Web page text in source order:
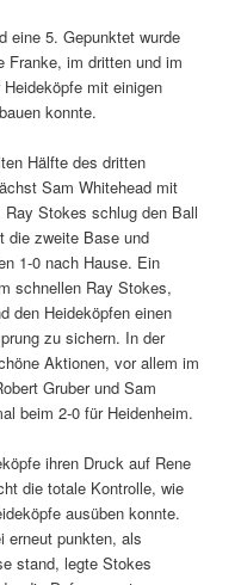
eine 5. Gepunktet wurde
Franke, im dritten und im
mit einigen
konnte.
Hälfte des dritten
Sam Whitehead mit
Stokes schlug den Ball
die zweite Base und
1-0 nach Hause. Ein
schnellen Ray Stokes,
den Heideköpfen einen
zu sichern. In der
Aktionen, vor allem im
Gruber und Sam
beim 2-0 für Heidenheim.
ihren Druck auf Rene
die totale Kontrolle, wie
ausüben konnte.
erneut punkten, als
stand, legte Stokes